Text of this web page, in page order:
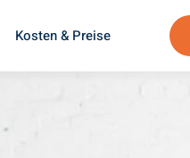
Kosten & Preise